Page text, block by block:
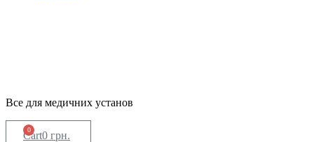
Все для медичних установ
0 грн.
0
Cart